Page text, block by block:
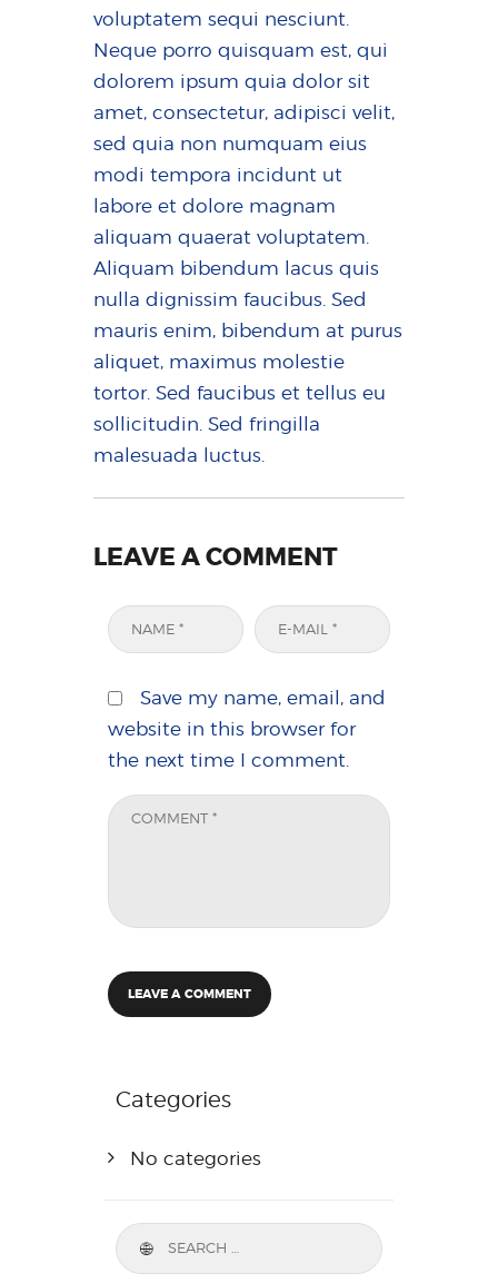
voluptatem sequi nesciunt.
Neque porro quisquam est, qui
dolorem ipsum quia dolor sit
amet, consectetur, adipisci velit,
sed quia non numquam eius
modi tempora incidunt ut
labore et dolore magnam
aliquam quaerat voluptatem.
Aliquam bibendum lacus quis
nulla dignissim faucibus. Sed
mauris enim, bibendum at purus
aliquet, maximus molestie
tortor. Sed faucibus et tellus eu
sollicitudin. Sed fringilla
malesuada luctus.
LEAVE A COMMENT
Save my name, email, and
website in this browser for
the next time I comment.
Categories
No categories